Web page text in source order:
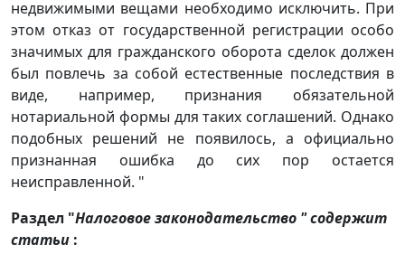
недвижимыми вещами необходимо исключить. При
этом отказ от государственной регистрации особо
значимых для гражданского оборота сделок должен
был повлечь за собой естественные последствия в
виде, например, признания обязательной
нотариальной формы для таких соглашений. Однако
подобных решений не появилось, а официально
признанная ошибка до сих пор остается
неисправленной. "
Раздел "Налоговое законодательство " содержит
статьи :